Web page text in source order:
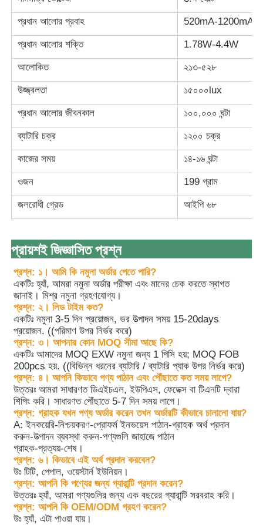
প্রধান আলোর প্রবাহ 520mA-1200mA
প্রধান আলোর শক্তি 1.78W-4.4W
আলোকিত ২১৩-৫২৮
উজ্জ্বলতা ১৫০০০lux
প্রধান আলোর জীবনকাল ১০০,০০০ ঘন্টা
ব্যাটারি চক্র ১২০০ চক্র
কাজের সময় ১৪-১৬ ঘন্টা
ওজন 199 গ্রাম
জলরোধী গ্রেড আইপি ৬৮
প্রায়শই জিজ্ঞাসিত প্রশ্ন
প্রশ্ন: ১। আমি কি নমুনা অর্ডার পেতে পারি?
একটিঃ হ্যাঁ, আমরা নমুনা অর্ডার পরীক্ষা এবং মানের চেক করতে স্বাগত
জানাই। মিশ্র নমুনা গ্রহণযোগ্য।
প্রশ্ন: ২। লিড টাইম কত?
একটিঃ নমুনা 3-5 দিন প্রয়োজন, ভর উত্পাদন সময় 15-20days
প্রয়োজন. ((পরিমাণ উপর নির্ভর করে)
প্রশ্ন: ৩। আপনার কোন MOQ সীমা আছে কি?
একটিঃ আমাদের MOQ EXW নমুনা জন্য 1 পিসি হয়; MOQ FOB
200pcs হয়. ((বিভিন্ন ধরনের ব্যাটারি / ব্যাটারি প্যাক উপর নির্ভর করে)
প্রশ্ন: ৪। আপনি কিভাবে পণ্য পাঠান এবং পৌঁছাতে কত সময় লাগে?
উত্তরঃ আমরা সাধারণত ডিএইচএল, ইউপিএস, ফেডেক্স বা টিএনটি দ্বারা
শিপিং করি। সাধারণত পৌঁছাতে 5-7 দিন সময় লাগে।
প্রশ্ন: গ্রাহক যখন পণ্য অর্ডার করেন তখন অর্ডারটি কীভাবে চালানো যায়?
A: ইনকয়েরি-নিশ্চয়করণ-প্রোফর্ম ইনভয়েস পাঠান-গ্রাহক অর্থ প্রদান
করুন-উত্পাদন ব্যবস্থা করুন-পণ্যগুলি জাহাজে পাঠান
গ্রাহক-প্রত্যয়-শেষ।
প্রশ্ন: ৬। কিভাবে এই অর্থ প্রদান করবেন?
উঃ টিটি, পেপাল, ওয়েস্টার্ন ইউনিয়ন।
প্রশ্ন: আপনি কি পণ্যের জন্য গ্যারান্টি প্রদান করেন?
উত্তরঃ হ্যাঁ, আমরা পণ্যগুলির জন্য এক বছরের গ্যারান্টি সরবরাহ করি।
প্রশ্ন: আপনি কি OEM/ODM গ্রহণ করেন?
উঃ হ্যাঁ, এটা পাওয়া যায়।